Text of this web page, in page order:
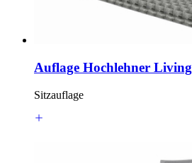
Auflage Hochlehner Living
Sitzauflage